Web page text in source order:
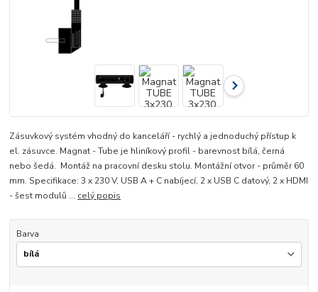
Zásuvkový systém vhodný do kanceláří - rychlý a jednoduchý přístup k
el. zásuvce. Magnat - Tube je hliníkový profil - barevnost bílá, černá
nebo šedá. Montáž na pracovní desku stolu. Montážní otvor - průměr 60
mm. Specifikace: 3 x 230 V, USB A + C nabíjecí, 2 x USB C datový, 2 x HDMI
- šest modulů ... celý popis
Barva